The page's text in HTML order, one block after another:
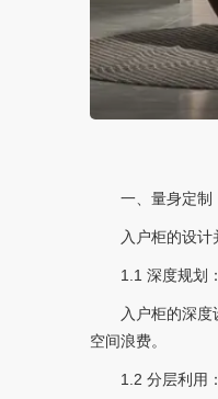
一、量身定制
入户柜的设
1.1 深度规划
入户柜的深
空间浪费。
1.2 分层利用